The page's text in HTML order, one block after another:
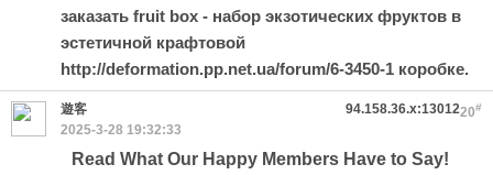
заказать fruit box - набор экзотических фруктов в
эстетичной крафтовой
http://deformation.pp.net.ua/forum/6-3450-1 коробке.
20#
遊客
94.158.36.x:13012
2025-3-28 19:32:33
Read What Our Happy Members Have to Say!